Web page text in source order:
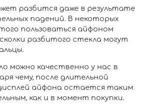
разбится даже в результате
падений. В некоторых
пользоваться айфоном
разбитого стекла могут
можно качественно у нас в
чему, после длительной
айфона остается таким
как и в момент покупки.